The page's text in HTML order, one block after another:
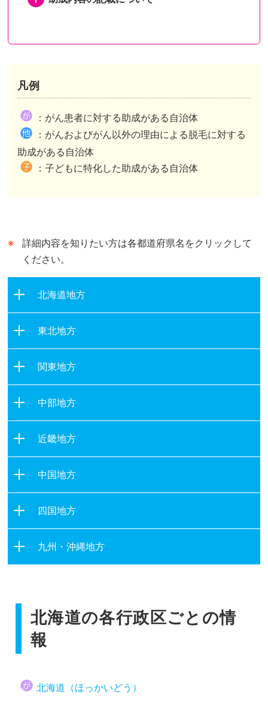
都道府県内市区町村が助成を行いその情報を都道府県がまとめたケースがあります。
市区町村独自の助成がある自治体は、自治体公式ホームページの助成事業ページまたは概要が記されたページへリンクしています。
市区町村独自の助成がない自治体は、自治体公式ホームページのトップページへリンクしています。
都道府県が行う助成との併用可、不可は市区町村によって異なります。
凡例
：がん患者に対する助成がある自治体
：がんおよびがん以外の理由による脱毛に対する
助成がある自治体
：子どもに特化した助成がある自治体
詳細内容を知りたい方は各都道府県名をクリックして
ください。
北海道地方
東北地方
宮城県
秋田県
山形県
福島県
関東地方
群馬県
埼玉県
千葉県
東京都
神奈川県
中部地方
石川県
福井県
山梨県
長野県
岐阜県
三重県
近畿地方
大阪府
兵庫県
奈良県
和歌山県
中国地方
岡山県
広島県
四国地方
九州・沖縄地方
長崎県
熊本県
鹿児島県
北海道の各行政区ごとの情
報
北海道（ほっかいどう）